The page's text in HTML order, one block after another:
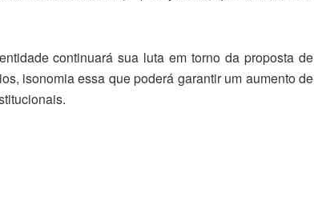
continuará sua luta em torno da proposta de
isonomia essa que poderá garantir um aumento de